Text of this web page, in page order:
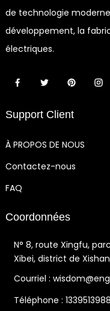
de technologie
développement, la
électriques.
Support Client
À PROPOS DE NOUS
Contactez-nous
FAQ
Coordonnées
N° 8, route Xingfu,
Xibei, district de
Courriel :
Téléphone :